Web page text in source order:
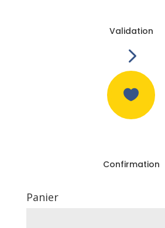
Validation
5

Confirmation
Panier